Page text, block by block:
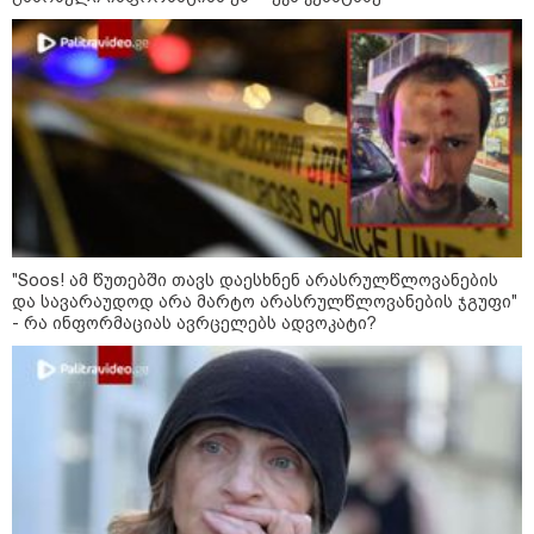
გამოჩნდება 10 000 ლარს
ოფიციალურად, სახალხოდ
გადავცემ" - ეკა კუპატაძე
განცხადებას ავრცელებს
რა ისმინს სახლში დაყენებული
მომსასმენი მოწყობილობის
ჩანაწერში, სადაც ნია იმნაძე
მამას ესაუბრება?
Faceამბები
"Soos! ამ წუთებში თავს დაესხნენ არასრულწლოვანების
და სავარაუდოდ არა მარტო არასრულწლოვანების ჯგუფი"
- რა ინფორმაციას ავრცელებს ადვოკატი?